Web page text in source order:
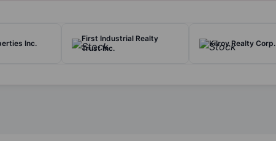
Inc.
First Industrial Realty
Trust Inc.
Kilroy Realty Corp.